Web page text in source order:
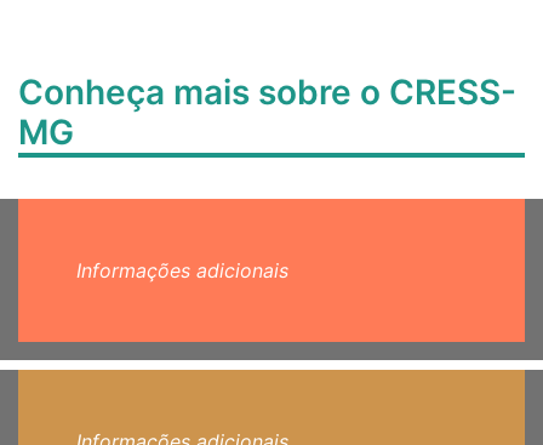
Conheça mais sobre o CRESS-
MG
Informações adicionais